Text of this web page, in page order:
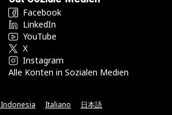
Facebook
LinkedIn
YouTube
X
Instagram
Alle Konten in Sozialen Medien
Italiano 日本語